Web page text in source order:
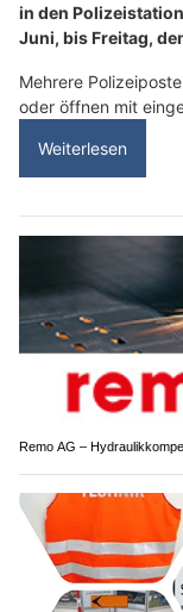
in den
Juni, bis Freitag,
Mehrere
oder öffnen mit
Weiterlesen
Remo AG –